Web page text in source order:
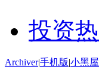
投资
Archiver|手机版|小黑屋